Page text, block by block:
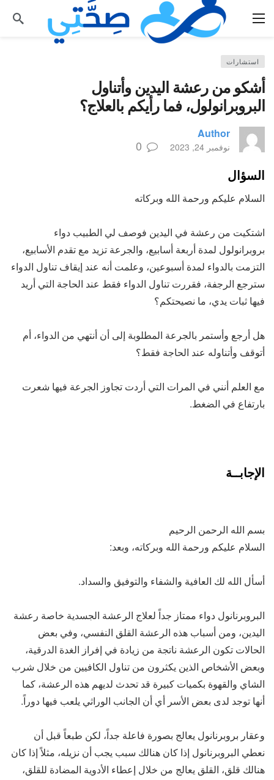
استشارات
أشكو من رعشة اليدين وأتناول
البروبرانولول، فما رأيكم بالعلاج؟
Author
نوفمبر 24, 2023 0
السؤال
السلام عليكم ورحمة الله وبركاته
اشتكيت من رعشة في اليدين فوصف لي الطبيب دواء
بروبرانولول لمدة أربعة أسابيع، والجرعة تزيد مع تقدم الأسابيع،
التزمت بالدواء لمدة أسبوعين، وعلمت أنه عند إيقاف تناول الدواء
سترجع الرجفة، فقررت تناول الدواء فقط عند الحاجة التي أريد
فيها ثبات يدي، ما نصيحتكم؟
هل أرجع وأستمر بالجرعة المطلوبة إلى أن أنتهي من الدواء، أم
أتوقف وأتناوله عند الحاجة فقط؟
مع العلم أنني في المرات التي أردت تجاوز الجرعة فيها شعرت
بارتفاع في الضغط.
الإجابــة
بسم الله الرحمن الرحيم
السلام عليكم ورحمة الله وبركاته، وبعد:
أسأل الله لك العافية والشفاء والتوفيق والسداد.
البروبرنانول دواء ممتاز جداً لعلاج الرعشة الجسدية خاصة رعشة
اليدين، ومن أسباب هذه الرعشة القلق النفسي، وفي بعض
الحالات تكون الرعشة ناتجة من زيادة في إفراز الغدة الدرقية،
وبعض الأشخاص الذين يكثرون من تناول الكافيين من خلال شرب
الشاي والقهوة بكميات كبيرة قد تحدث لديهم هذه الرعشة، كما
أنها توجد لدى بعض الأسر أي أن الجانب الوراثي يلعب فيها دوراً.
وعقار بروبرنانول يعالج بصورة فاعلة جداً، لكن طبعاً قبل أن
نعطي البروبرنانول إذا كان هنالك سبب يجب أن نزيله، مثلاً إذا كان
هنالك قلق، القلق يعالج من خلال إعطاء الأدوية المضادة للقلق،